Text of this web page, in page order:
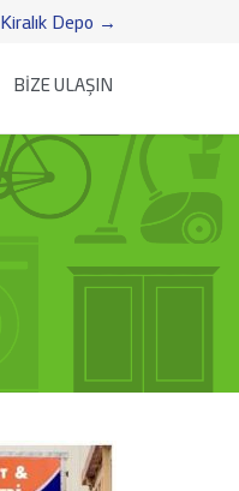
Kiralık Depo →
content
BİZE ULAŞIN